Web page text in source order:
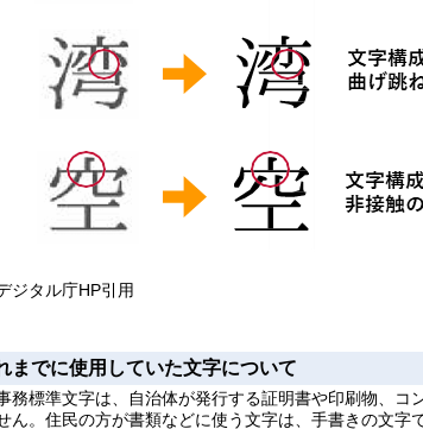
タル庁HP引用
までに使用していた文字について
務標準文字は、自治体が発行する証明書や印刷物、
ん。住民の方が書類などに使う文字は、手書きの文字